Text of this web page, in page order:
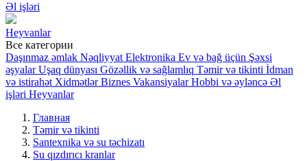
Əl işləri
Heyvanlar
Все категории
Daşınmaz əmlak Nəqliyyat Elektronika Ev və bağ üçün Şəxsi
əşyalar Uşaq dünyası Gözəllik və sağlamlıq Təmir və tikinti İdman
və istirahət Xidmətlər Biznes Vakansiyalar Hobbi və əyləncə Əl
işləri Heyvanlar
Главная
Təmir və tikinti
Santexnika və su təchizatı
Su qızdırıcı kranlar